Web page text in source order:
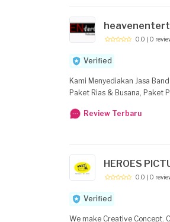
0.0 ( 0
Verified
Kami Menyediakan Jasa
Paket Rias & Busana, Paket
Review Terbaru
HEROES
0.0 ( 0
Verified
We make Creative Concept. Commercial Filming. Videography Concept. we combine your ideas with our creatives and present it in the beautiful